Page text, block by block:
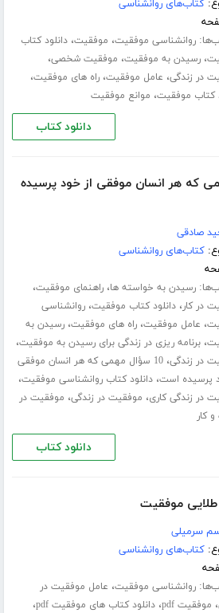
کتاب‌های روانشناسی
روانشناسی موفقیت، موفقیت،دانلود کتاب
،رسیدن به موفقیت، موفقیت شخصی،
در زندگی، عامل موفقیت،راه های موفقیت،
کتاب موفقیت، موانع موفقیت
دانلود کتاب
10 سؤال مهمی که هر انسان‌ موفقی از خود پرسیده
صادقی
کتاب‌های روانشناسی
رسیدن به خواسته ها،راهنمای موفقیت،
در کار،دانلود کتاب موفقیت،روانشناسی
، عامل موفقیت،راه های موفقیت،رسیدن به
،برنامه ریزی در زندگی برای رسیدن به موفقیت،
در زندگی،
10 سؤال مهمی که هر انسان‌ موفقی
پرسیده ‌است،دانلود کتاب روانشناسی موفقیت،
در زندگی کاری، موفقیت در زندگی، موفقیت در
کار
دانلود کتاب
طلایی موفقیت
سرمیلی
کتاب‌های روانشناسی
روانشناسی موفقیت، عامل موفقیت در
، موفقیت pdf ،دانلود کتاب های موفقیت pdf ،